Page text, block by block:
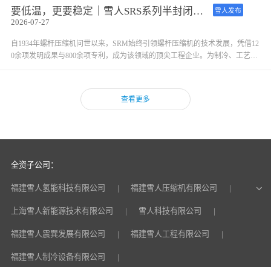
度，设备稳定性直接影响整个园区的营收。
要低温，更要稳定｜雪人SRS系列半封闭单机双级螺杆压缩机 雪人发布
2026-07-27
自1934年螺杆压缩机问世以来，SRM始终引领螺杆压缩机的技术发展，凭借12
0余项发明成果与800余项专利，成为该领域的顶尖工程企业。为制冷、工艺气
查看更多
全资子公司：
福建雪人氢能科技有限公司 福建雪人压缩机有限公司
上海雪人新能源技术有限公司 雪人科技有限公司
福建雪人震巽发展有限公司 福建雪人工程有限公司
福建雪人制冷设备有限公司